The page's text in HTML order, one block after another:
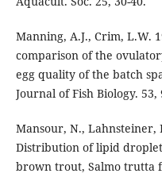
Manning, A.J., Crim, L.W.
comparison of the
egg quality of the batch
Journal of Fish Biology. 53,
Mansour, N., Lahnsteiner,
Distribution of lipid
brown trout, Salmo trutta